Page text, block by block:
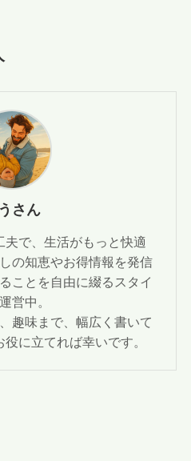
さん
夫で、生活がもっと快適
の知恵やお得情報を発信
ことを自由に綴るスタイ
営中。
趣味まで、幅広く書いて
に立てれば幸いです。